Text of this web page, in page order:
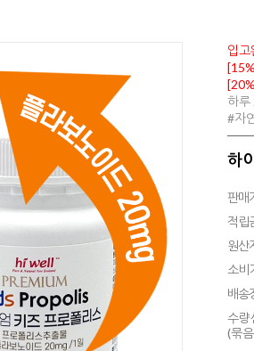
입고
하
#자
하
판매
적립
원산
소비
배송
수량
(묶